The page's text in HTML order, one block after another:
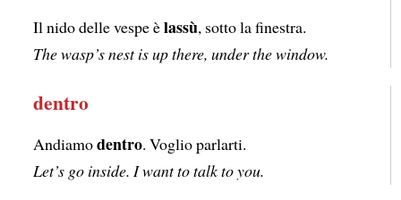
Il nido delle vespe èlassù, sotto la finestra.
The wasp’s nest is up there, under the window.
dentro
Andiamodentro. Voglio parlarti.
Let’s go inside. I want to talk to you.